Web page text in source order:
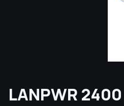
LANPWR